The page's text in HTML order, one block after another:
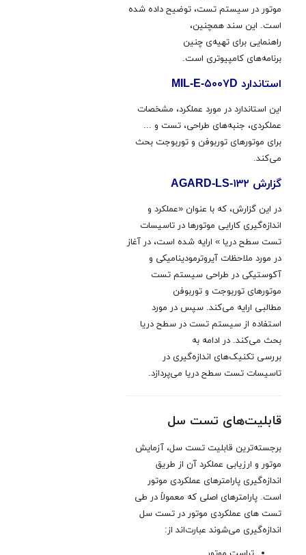
موتور در سیستم تست، توضیح داده شده
است. این سند همچنین،
راهنمایی برای تهیه‌ی چنین
برنامه‌های کامپیوتری است.
استاندارد MIL-E-۵۰۰۷D
این استاندارد در مورد عملکرد، مشخصات
عملکردی، جنبه‌های طراحی، تست و ...
برای موتورهای توربوفن و توربوجت بحث
می‌کند.
گزارش AGARD-LS-۱۳۲
در این گزارش، که با عنوان «عملکرد و
اندازه‌گیری کارایی موتورها در تاسیسات
تست سطح دریا » ارایه شده است، در آغاز
در مورد ملاحظات آیروترمودینامیکی و
آکوستیکی در طراحی سیستم تست
موتورهای توربوجت و توربوفن
مطالبی ارایه می‌کند. سپس در مورد
استفاده از سیستم تست در سطح دریا
بحث می‌کند. در ادامه به
بررسی تکنیک‌های اندازه‌گیری در
تاسیسات تست سطح دریا می‌پردازد.
قابلیت‌های تست سل
برجسته‌ترین قابلیت تست سل، آزمایش
موتور و ارزیابی عملكرد آن از طریق
اندازه‌گیری پارامترهای عملكردی موتور
است. پارامترهای اصلی كه معمولاً در طی
تست های عملكردی موتور در تست سل
اندازه‌گیری می‌شوند عبارت‌اند از: